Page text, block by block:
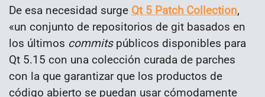
De esa necesidad surge Qt 5 Patch Collection,
«un conjunto de repositorios de git basados ​​en
los últimos commitspúblicos disponibles para
Qt 5.15 con una colección curada de parches
con la que garantizar que los productos de
código abierto se puedan usar cómodamente